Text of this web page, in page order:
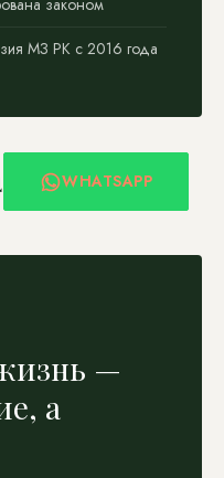
законом
МЗ РК с 2016 года
WHATSAPP
—
а